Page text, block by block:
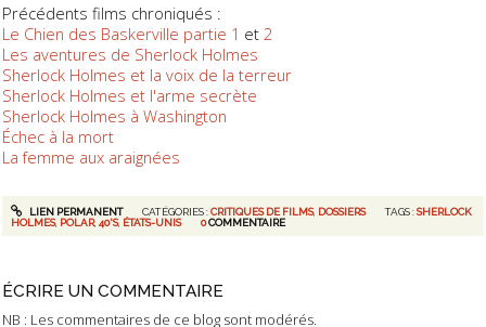
Précédents films chroniqués :
Le Chien des Baskerville partie 1 et 2
Les aventures de Sherlock Holmes
Sherlock Holmes et la voix de la terreur
Sherlock Holmes et l'arme secrète
Sherlock Holmes à Washington
Échec à la mort
La femme aux araignées
LIEN PERMANENT CATÉGORIES :CRITIQUES DE FILMS, DOSSIERS TAGS :SHERLOCK
HOLMES, POLAR,40'S, ÉTATS-UNIS 0COMMENTAIRE
ÉCRIRE UN COMMENTAIRE
NB : Les commentaires de ce blog sont modérés.